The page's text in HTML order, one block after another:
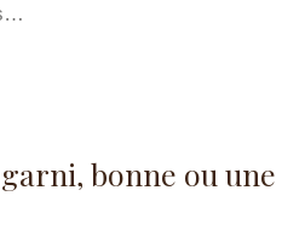
bonne ou une